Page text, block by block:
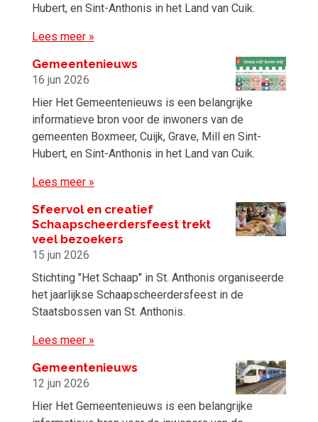
Hubert, en Sint-Anthonis in het Land van Cuik.
Lees meer »
Gemeentenieuws
16 jun 2026
Hier Het Gemeentenieuws is een belangrijke
informatieve bron voor de inwoners van de
gemeenten Boxmeer, Cuijk, Grave, Mill en Sint-
Hubert, en Sint-Anthonis in het Land van Cuik.
Lees meer »
Sfeervol en creatief
Schaapscheerdersfeest trekt
veel bezoekers
15 jun 2026
Stichting "Het Schaap" in St. Anthonis organiseerde
het jaarlijkse Schaapscheerdersfeest in de
Staatsbossen van St. Anthonis.
Lees meer »
Gemeentenieuws
12 jun 2026
Hier Het Gemeentenieuws is een belangrijke